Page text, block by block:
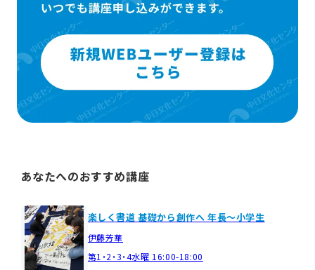
あなたへのおすすめ講座
楽しく書道 基礎から創作へ 年長～小学生
伊藤芳華
第1・2・3・4水曜 16:00-18:00